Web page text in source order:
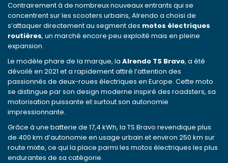
Contrairement à de nombreux nouveaux entrants qui se
concentrent sur les scooters urbains, Alrendo a choisi de
s’attaquer directement au segment des motos électriques
routières, un marché encore peu exploité mais en pleine
expansion.
Le modèle phare de la marque, la Alrendo TS Bravo, a été
dévoilé en 2021 et a rapidement attiré l’attention des
passionnés de deux-roues électriques en Europe. Cette moto
se distingue par son design moderne inspiré des roadsters, sa
motorisation puissante et surtout son autonomie
impressionnante.
Grâce à une batterie de 17,4 kWh, la TS Bravo revendique plus
de 400 km d’autonomie en usage urbain et environ 250 km sur
route mixte, ce qui la place parmi les motos électriques les plus
endurantes de sa catégorie.